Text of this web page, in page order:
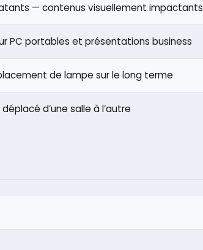
— contenus visuellement impactants
PC portables et présentations business
de lampe sur le long terme
d’une salle à l’autre